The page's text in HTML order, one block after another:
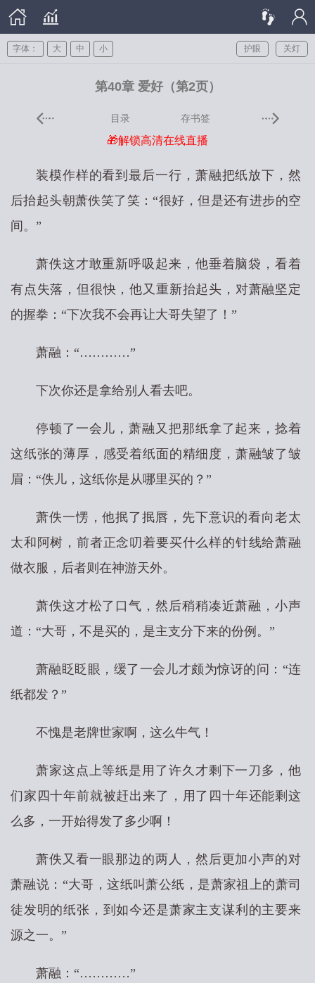
关灯
护眼
字体： 大 中 小
第40章 爱好（第2页）
目录 存书签
🎁解锁高清在线直播
装模作样的看到最后一行，萧融把纸放下，然
后抬起头朝萧佚笑了笑：“很好，但是还有进步的空
间。”
萧佚这才敢重新呼吸起来，他垂着脑袋，看着
有点失落，但很快，他又重新抬起头，对萧融坚定
的握拳：“下次我不会再让大哥失望了！”
萧融：“…………”
下次你还是拿给别人看去吧。
停顿了一会儿，萧融又把那纸拿了起来，捻着
这纸张的薄厚，感受着纸面的精细度，萧融皱了皱
眉：“佚儿，这纸你是从哪里买的？”
萧佚一愣，他抿了抿唇，先下意识的看向老太
太和阿树，前者正念叨着要买什么样的针线给萧融
做衣服，后者则在神游天外。
萧佚这才松了口气，然后稍稍凑近萧融，小声
道：“大哥，不是买的，是主支分下来的份例。”
萧融眨眨眼，缓了一会儿才颇为惊讶的问：“连
纸都发？”
不愧是老牌世家啊，这么牛气！
萧家这点上等纸是用了许久才剩下一刀多，他
们家四十年前就被赶出来了，用了四十年还能剩这
么多，一开始得发了多少啊！
萧佚又看一眼那边的两人，然后更加小声的对
萧融说：“大哥，这纸叫萧公纸，是萧家祖上的萧司
徒发明的纸张，到如今还是萧家主支谋利的主要来
源之一。”
萧融：“…………”